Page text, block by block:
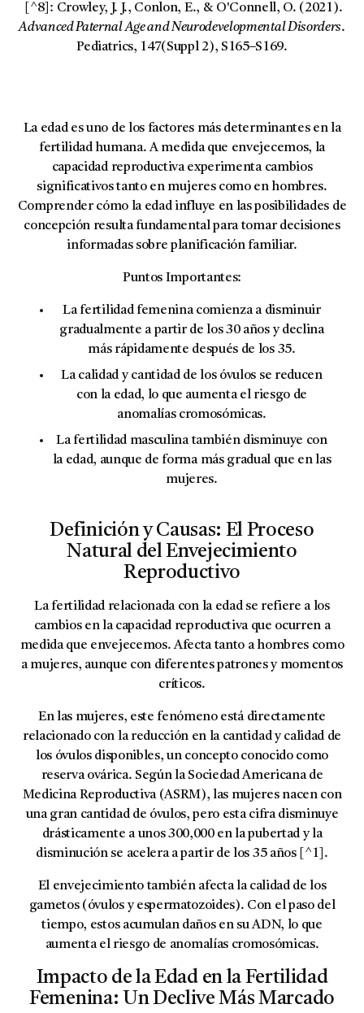
[^8]: Crowley, J. J., Conlon, E., & O'Connell, O. (2021).
Advanced Paternal Age and Neurodevelopmental Disorders.
Pediatrics, 147(Suppl 2), S165–S169.
La edad es uno de los factores más determinantes en la
fertilidad humana. A medida que envejecemos, la
capacidad reproductiva experimenta cambios
significativos tanto en mujeres como en hombres.
Comprender cómo la edad influye en las posibilidades de
concepción resulta fundamental para tomar decisiones
informadas sobre planificación familiar.
Puntos Importantes:
Lafertilidad femeninacomienza a disminuir
gradualmente a partir de los 30 años y declina
más rápidamente después de los 35.
La calidad y cantidad de los óvulos se reducen
con la edad, lo que aumenta el riesgo de
anomalías cromosómicas.
Lafertilidad masculinatambién disminuye con
la edad, aunque de forma más gradual que en las
mujeres.
Definición y Causas: El Proceso
Natural del Envejecimiento
Reproductivo
La fertilidad relacionada con la edad se refiere a los
cambios en la capacidad reproductiva que ocurren a
medida que envejecemos. Afecta tanto a hombres como
a mujeres, aunque con diferentes patrones y momentos
críticos.
En las mujeres, este fenómeno está directamente
relacionado con la reducción en la cantidad y calidad de
los óvulos disponibles, un concepto conocido como
reserva ovárica. Según la Sociedad Americana de
Medicina Reproductiva (ASRM), las mujeres nacen con
una gran cantidad de óvulos, pero esta cifra disminuye
drásticamente a unos 300,000 en la pubertad y la
disminución se acelera a partir de los 35 años [^1].
El envejecimiento también afecta la calidad de los
gametos (óvulos y espermatozoides). Con el paso del
tiempo, estos acumulan daños en su ADN, lo que
aumenta el riesgo de anomalías cromosómicas.
Impacto de la Edad en la Fertilidad
Femenina: Un Declive Más Marcado